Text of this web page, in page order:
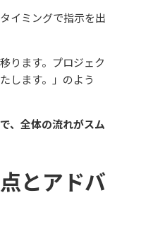
イミングで指⽰を出
ります。プロジェク
します。」のよう
、全体の流れがスム
とアドバ